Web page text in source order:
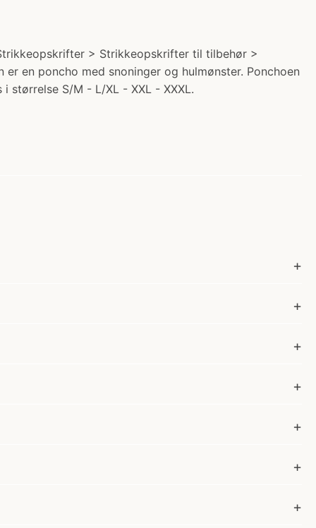
> Strikkeopskrifter til tilbehør >
en poncho med snoninger og hulmønster. Ponchoen
størrelse S/M - L/XL - XXL - XXXL.